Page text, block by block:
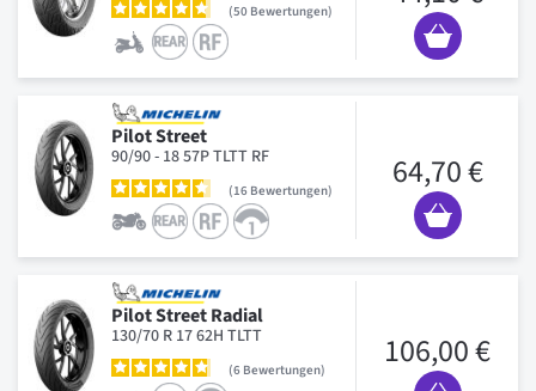
50 Bewertungen
Pilot Street
90/90 - 18 57P TLTT RF
16 Bewertungen 64,70 €
Pilot Street Radial
130/70 R 17 62H TLTT
6 Bewertungen 106,00 €